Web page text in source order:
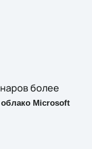
более
облако Microsoft